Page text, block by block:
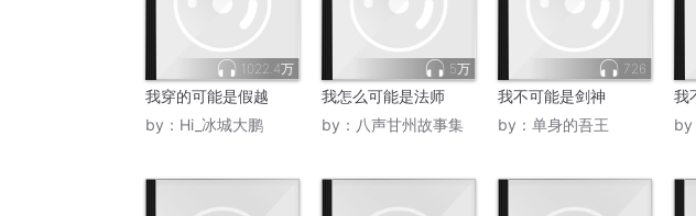
1022.4万
我穿的可能是假越
by： Hi_冰城大鹏
5万
我怎么可能是法师
by： 八声甘州故事集
726
我不可能是剑神
by： 单身的吾王
我
by